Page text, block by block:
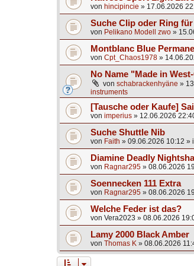
von hincipincie » 17.06.2026
Suche Clip oder Ring für
von Pelikano Modell zwo »
Montblanc Blue
von Cpt_Chaos1978 »
No Name "Made in
von schabrackenhyäne »
instruments
[Tausche oder Kaufe]
von imperius » 12.06.2026
Suche Shuttle Nib
von Faith » 09.06.2026 10:12 »
Diamine Deadly
von Ragnar295 » 08.06.2026
Soennecken 111 Extra
von Ragnar295 » 08.06.2026
Welche Feder ist das?
von Vera2023 » 08.06.2026
Lamy 2000 Black Amber
von Thomas K » 08.06.2026